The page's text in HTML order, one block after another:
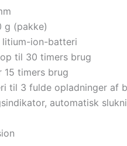
g (pakke)
litium-ion-batteri
til 30 timers brug
15 timers brug
til 3 fulde opladninger af
automatisk